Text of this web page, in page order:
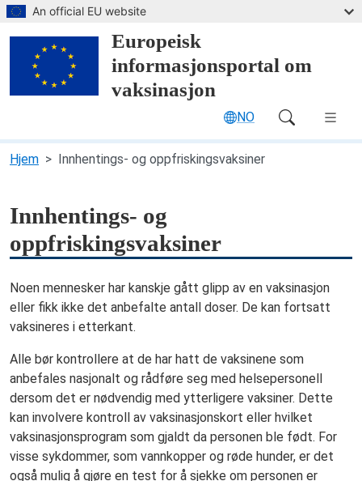
An official EU website
Europeisk
informasjonsportal om
vaksinasjon
NO
Main Navigation (desktop)
Hjem Innhentings- og oppfriskingsvaksiner
Innhentings- og
oppfriskingsvaksiner
Noen mennesker har kanskje gått glipp av en vaksinasjon
eller fikk ikke det anbefalte antall doser. De kan fortsatt
vaksineres i etterkant.
Alle bør kontrollere at de har hatt de vaksinene som
anbefales nasjonalt og rådføre seg med helsepersonell
dersom det er nødvendig med ytterligere vaksiner. Dette
kan involvere kontroll av vaksinasjonskort eller hvilket
vaksinasjonsprogram som gjaldt da personen ble født. For
visse sykdommer, som vannkopper og røde hunder, er det
også mulig å gjøre en test for å sjekke om personen er